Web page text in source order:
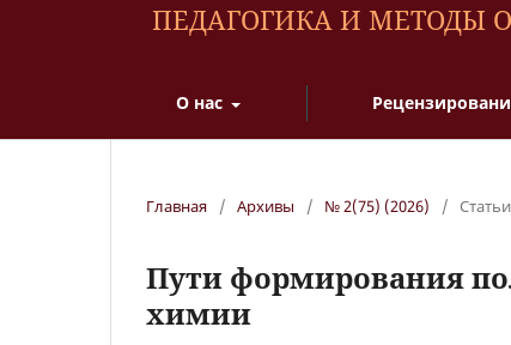
ПЕДАГОГИКА И МЕТОДЫ
О нас
Главная / Архивы / № 2(75) (2026) / Статьи
Пути формирования
химии